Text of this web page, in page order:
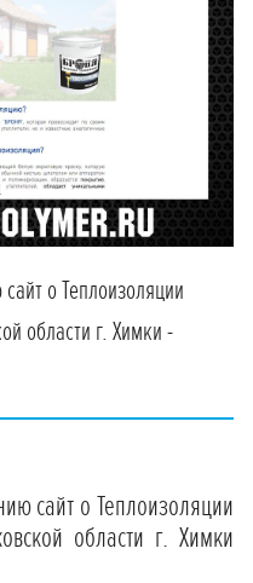
о Теплоизоляции
области г. Химки -
сайт о Теплоизоляции
области г. Химки